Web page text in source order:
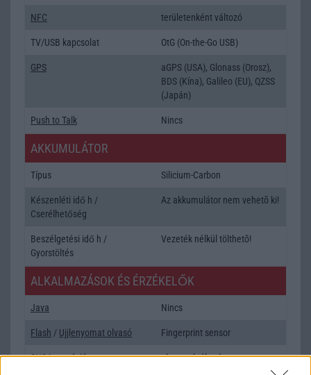
NFC területenként változó
TV/USB kapcsolat OtG (On-the-Go USB)
GPS
aGPS (USA), Glonass (Orosz),
BDS (Kína), Galileo (EU), QZSS
(Japán)
Push to Talk Nincs
AKKUMULÁTOR
Típus Silicium-Carbon
Készenléti idő h /
Cserélhetőség
Az akkumulátor nem vehetõ ki!
Beszélgetési idő h /
Gyorstöltés
Vezeték nélkül tölthetõ!
ALKALMAZÁSOK ÉS ÉRZÉKELŐK
Java Nincs
Flash / Ujjlenyomat olvasó Fingerprint sensor
SNS integráció alap szolgáltatás